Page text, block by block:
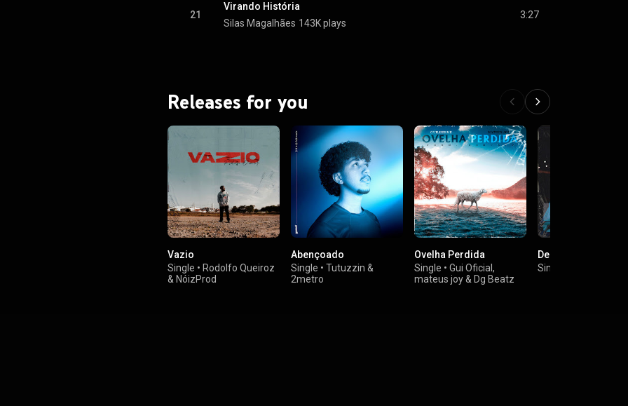
21
Virando História
Silas Magalhães 143K plays
3:27
Releases for you
Vazio
Single • Rodolfo Queiroz
& NóizProd
Abençoado
Single • Tutuzzin &
2metro
Ovelha Perdida
Single • Gui Oficial ,
mateus joy& Dg Beatz
Deus Conosco
Single